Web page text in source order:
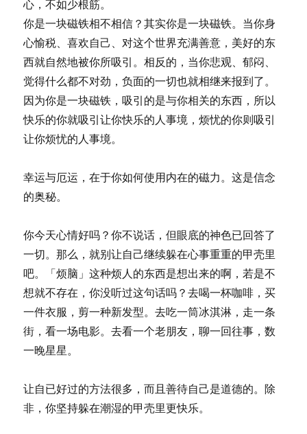
心，不如少根筋。
你是一块磁铁相不相信？其实你是一块磁铁。当你身
心愉税、喜欢自己、对这个世界充满善意，美好的东
西就自然地被你所吸引。相反的，当你悲观、郁闷、
觉得什么都不对劲，负面的一切也就相继来报到了。
因为你是一块磁铁，吸引的是与你相关的东西，所以
快乐的你就吸引让你快乐的人事境，烦忧的你则吸引
让你烦忧的人事境。
幸运与厄运，在于你如何使用内在的磁力。这是信念
的奥秘。
你今天心情好吗？你不说话，但眼底的神色已回答了
一切。那么，就别让自己继续躲在心事重重的甲壳里
吧。「烦脑」这种烦人的东西是想出来的啊，若是不
想就不存在，你没听过这句话吗？去喝一杯咖啡，买
一件衣服，剪一种新发型。去吃一筒冰淇淋，走一条
街，看一场电影。去看一个老朋友，聊一回往事，数
一晚星星。
让自已好过的方法很多，而且善待自己是道德的。除
非，你坚持躲在潮湿的甲壳里更快乐。